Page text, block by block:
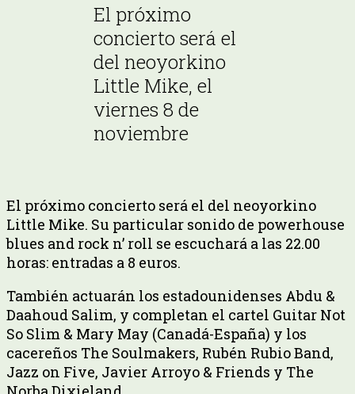
El próximo
concierto será el
del neoyorkino
Little Mike, el
viernes 8 de
noviembre
El próximo concierto será el del neoyorkino
Little Mike. Su particular sonido de powerhouse
blues and rock n’ roll se escuchará a las 22.00
horas: entradas a 8 euros.
También actuarán los estadounidenses Abdu &
Daahoud Salim, y completan el cartel Guitar Not
So Slim & Mary May (Canadá-España) y los
cacereños The Soulmakers, Rubén Rubio Band,
Jazz on Five, Javier Arroyo & Friends y The